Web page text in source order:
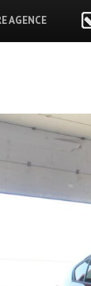
AGENCE